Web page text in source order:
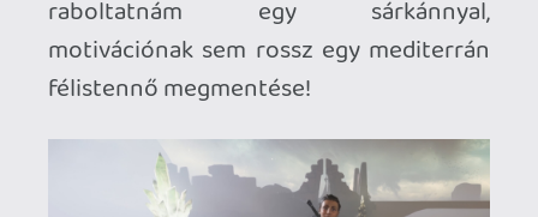
használata, felvértezném némi
természetfeletti képességgel is
főhősünket, emelje már fel a kezét az, aki
telekinézissel tárgyakat mozgatni! Vagy
tűzgolyót, jégcsapokat lőni a kezéből? Na
ugye! És addig nem nyugodnék, amíg